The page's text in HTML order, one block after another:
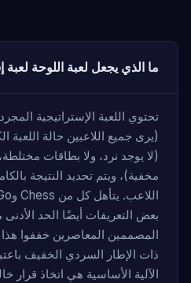
ما الذي يجعل لعبة اللوحة لعبة
تحتوي اللعبة الإستراتيجية
(يرى جميع اللاعبين حالة اللعبة
(لا يوجد نرد، ولا بطاقات
مخفية)، ويتم تحديد النتيجة
بعض التعريفات أيضًا الحد
المصممين المعاصرين خففوا هذا
ذات الإطار السردي الخفيف
الآلية الأساسية هي اتخاذ قرار